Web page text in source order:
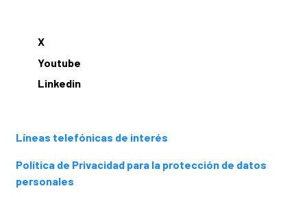
X
Youtube
Linkedin
Líneas telefónicas de interés
Política de Privacidad para la protección de datos
personales